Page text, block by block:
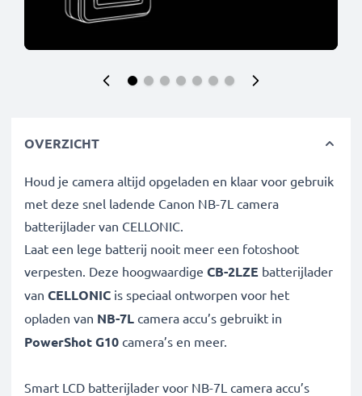
OVERZICHT
Houd je camera altijd opgeladen en klaar voor gebruik
met deze snel ladende Canon NB-7L camera
batterijlader van CELLONIC.
Laat een lege batterij nooit meer een fotoshoot
verpesten. Deze hoogwaardige CB-2LZE batterijlader
van CELLONIC is speciaal ontworpen voor het
opladen van NB-7L camera accu’s gebruikt in
PowerShot G10 camera’s en meer.
Smart LCD batterijlader voor NB-7L camera accu’s